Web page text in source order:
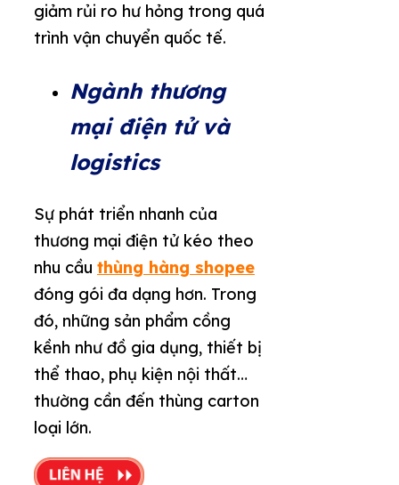
giảm rủi ro hư hỏng trong quá
trình vận chuyển quốc tế.
Ngành thương
mại điện tử và
logistics
Sự phát triển nhanh của
thương mại điện tử kéo theo
nhu cầu thùng hàng shopee
đóng gói đa dạng hơn. Trong
đó, những sản phẩm cồng
kềnh như đồ gia dụng, thiết bị
thể thao, phụ kiện nội thất…
thường cần đến thùng carton
loại lớn.